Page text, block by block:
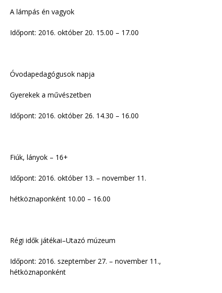
A lámpás én vagyok
Időpont: 2016. október 20. 15.00 – 17.00
Óvodapedagógusok napja
Gyerekek a művészetben
Időpont: 2016. október 26. 14.30 – 16.00
Fiúk, lányok – 16+
Időpont: 2016. október 13. – november 11.
hétköznaponként 10.00 – 16.00
Régi idők játékai–Utazó múzeum
Időpont: 2016. szeptember 27. – november 11.,
hétköznaponként